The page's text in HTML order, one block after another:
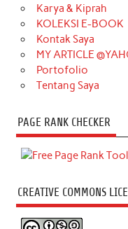
Karya & Kiprah
KOLEKSI E-BOOK
Kontak Saya
MY ARTICLE
Portofolio
Tentang Saya
PAGE RANK CHECKER
CREATIVE COMMONS